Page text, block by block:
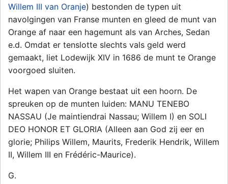
Willem III van Oranje) bestonden de typen uit
navolgingen van Franse munten en gleed de munt van
Orange af naar een hagemunt als van Arches, Sedan
e.d. Omdat er tenslotte slechts vals geld werd
gemaakt, liet Lodewijk XIV in 1686 de munt te Orange
voorgoed sluiten.
Het wapen van Orange bestaat uit een hoorn. De
spreuken op de munten luiden: MANU TENEBO
NASSAU (Je maintiendrai Nassau; Willem I) en SOLI
DEO HONOR ET GLORIA (Alleen aan God zij eer en
glorie; Philips Willem, Maurits, Frederik Hendrik, Willem
II, Willem III en Frédéric-Maurice).
G.